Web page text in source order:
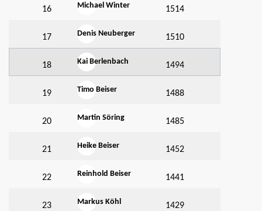
16 Michael Winter 1514
17 Denis Neuberger 1510
18 Kai Berlenbach 1494
19 Timo Beiser 1488
20 Martin Söring 1485
21 Heike Beiser 1452
22 Reinhold Beiser 1441
23 Markus Köhl 1429